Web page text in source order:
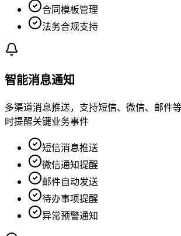
合同模板管理
法务合规支持
智能消息通知
多渠道消息推送，支持短信、微信、邮件
时提醒关键业务事件
短信消息推送
微信通知提醒
邮件自动发送
待办事项提醒
异常预警通知